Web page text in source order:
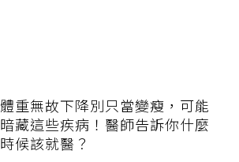
體重無故下降別只當變瘦，可能
暗藏這些疾病！醫師告訴你什麼
時候該就醫？